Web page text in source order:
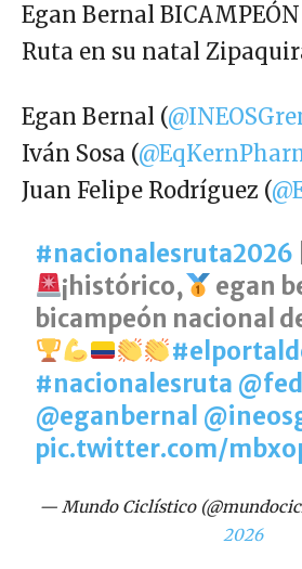
Egan Bernal
Ruta en su natal
Egan Bernal (
Iván Sosa (
Juan Felipe Rodríguez (
#nacionalesruta2026
¡histórico,
egan
bicampeón nacional
#nacionalesruta
@eganbernal
pic.twitter.com/
— Mundo Ciclístico
2026